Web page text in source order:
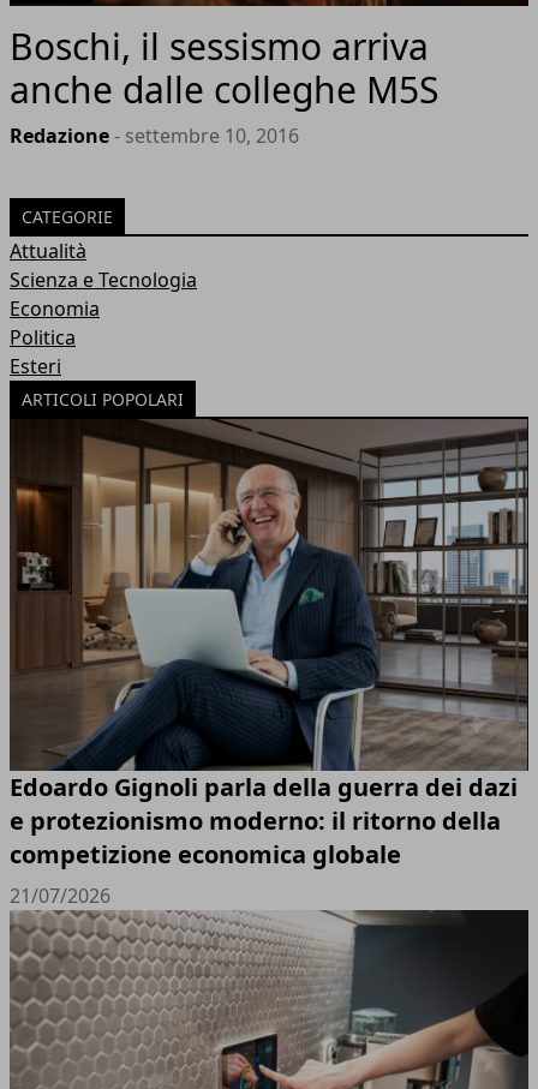
Boschi, il sessismo arriva
anche dalle colleghe M5S
Redazione- settembre 10, 2016
CATEGORIE
Attualità
Scienza e Tecnologia
Economia
Politica
Esteri
ARTICOLI POPOLARI
Edoardo Gignoli parla della guerra dei dazi
e protezionismo moderno: il ritorno della
competizione economica globale
21/07/2026